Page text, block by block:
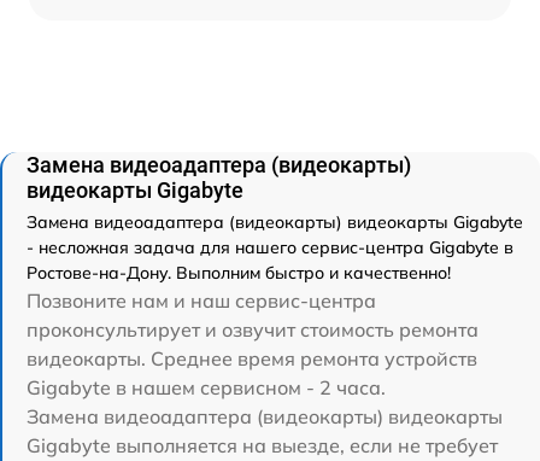
Замена видеоадаптера (видеокарты)
видеокарты Gigabyte
Замена видеоадаптера (видеокарты) видеокарты Gigabyte
- несложная задача для нашего сервис-центра Gigabyte в
Ростове-на-Дону. Выполним быстро и качественно!
Позвоните нам и наш сервис-центра
проконсультирует и озвучит стоимость ремонта
видеокарты. Среднее время ремонта устройств
Gigabyte в нашем сервисном - 2 часа.
Замена видеоадаптера (видеокарты) видеокарты
Gigabyte выполняется на выезде, если не требует